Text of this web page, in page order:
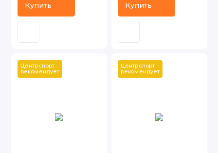
Купить Купить
Центрспорт
рекомендует
Центрспорт
рекомендует